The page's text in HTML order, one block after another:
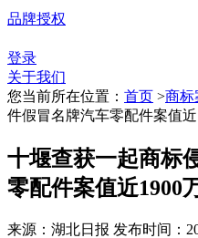
品牌授权
登录
关于我们
您当前所在位置： 首页 >商标
件假冒名牌汽车零配件案值近
十堰查获一起商标
零配件案值近1900
来源：湖北日报 发布时间：